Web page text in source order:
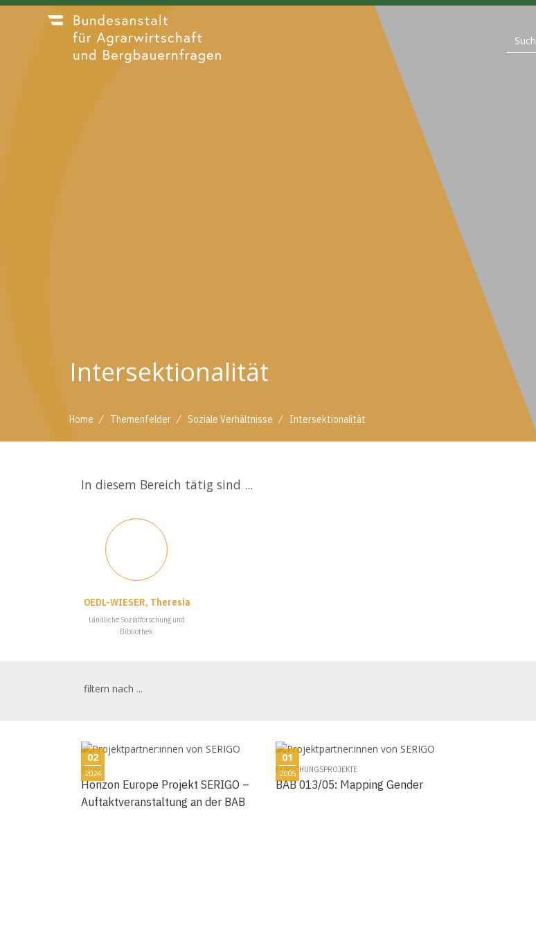
Intersektionalität
Home / Themenfelder / Soziale Verhältnisse / Intersektionalität
In diesem Bereich tätig sind ...
OEDL-WIESER, Theresia
Ländliche Sozialforschung und
Bibliothek
filtern nach ...
02
2024
BLOG
Horizon Europe Projekt SERIGO –
Auftaktveranstaltung an der BAB
01
2005
FORSCHUNGSPROJEKTE
BAB 013/05: Mapping Gender